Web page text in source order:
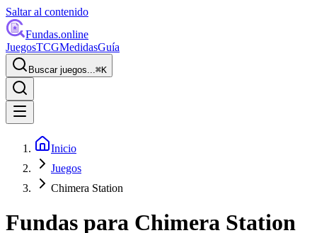
Saltar al contenido
Fundas.online
JuegosTCGMedidasGuía
Buscar juegos...⌘K
Inicio
Juegos
Chimera Station
Fundas para Chimera Station